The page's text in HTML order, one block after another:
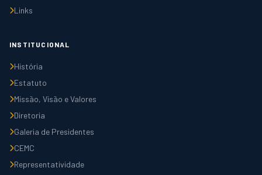
Links
INSTITUCIONAL
História
Estatuto
Missão, Visão e Valores
Diretoria
Galeria de Presidentes
CEMC
Representatividade